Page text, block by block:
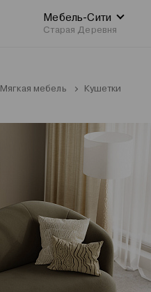
Мебель-Сити
Старая Деревня
Мягкая мебель
Кушетки